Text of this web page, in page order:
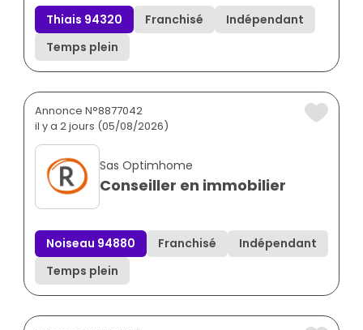
Thiais 94320 Franchisé
Indépendant
Temps plein
Annonce N°8877042
il y a 2 jours (05/08/2026)
Sas Optimhome
Conseiller en immobilier
Noiseau 94880 Franchisé
Indépendant
Temps plein